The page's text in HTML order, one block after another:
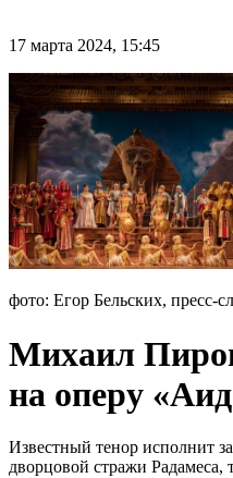
17 марта 2024, 15:45
фото: Егор Бельских, пресс-
Михаил
на оперу
Известный тенор исполнит
дворцовой стражи